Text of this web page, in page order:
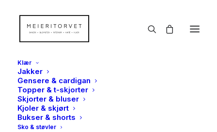
Klær
Jakker
Gensere & cardigan
Topper & t-skjorter
Skjorter & bluser
Kjoler & skjørt
Bukser & shorts
Sko & støvler